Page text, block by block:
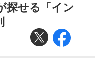
探せる「イン